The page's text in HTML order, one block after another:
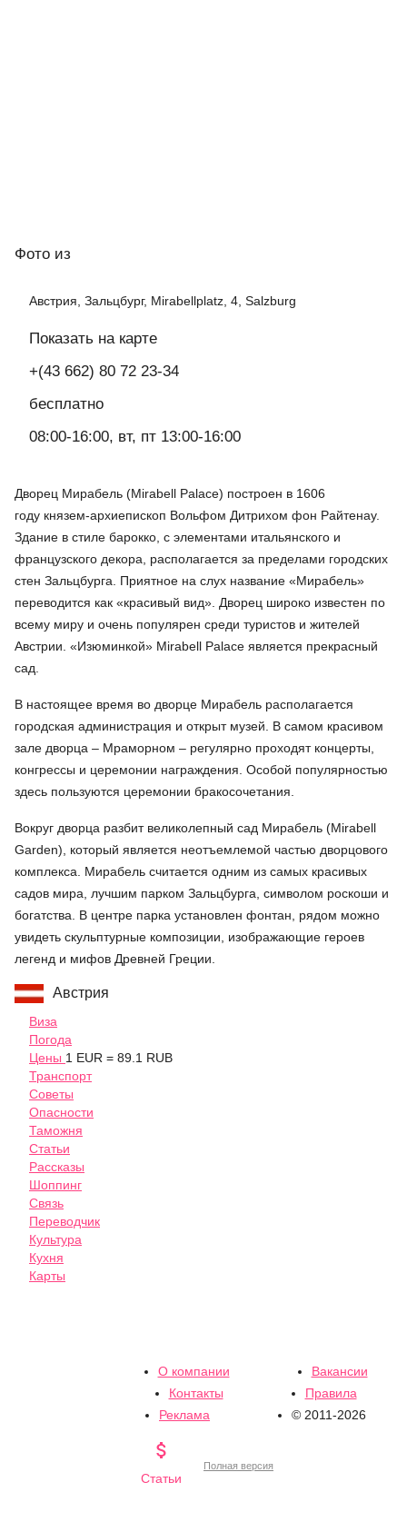
Фото из
Австрия, Зальцбург, Mirabellplatz, 4, Salzburg
Показать на карте
+(43 662) 80 72 23-34
бесплатно
08:00-16:00, вт, пт 13:00-16:00
Дворец Мирабель (Mirabell Palace) построен в 1606
году князем-архиепископ Вольфом Дитрихом фон Райтенау.
Здание в стиле барокко, с элементами итальянского и
французского декора, располагается за пределами городских
стен Зальцбурга. Приятное на слух название «Мирабель»
переводится как «красивый вид». Дворец широко известен по
всему миру и очень популярен среди туристов и жителей
Австрии. «Изюминкой» Mirabell Palace является прекрасный
сад.
В настоящее время во дворце Мирабель располагается
городская администрация и открыт музей. В самом красивом
зале дворца – Мраморном – регулярно проходят концерты,
конгрессы и церемонии награждения. Особой популярностью
здесь пользуются церемонии бракосочетания.
Вокруг дворца разбит великолепный сад Мирабель (Mirabell
Garden), который является неотъемлемой частью дворцового
комплекса. Мирабель считается одним из самых красивых
садов мира, лучшим парком Зальцбурга, символом роскоши и
богатства. В центре парка установлен фонтан, рядом можно
увидеть скульптурные композиции, изображающие героев
легенд и мифов Древней Греции.
Австрия
Виза
Погода
Цены 1 EUR = 89.1 RUB
Транспорт
Советы
Опасности
Таможня
Статьи
Рассказы
Шоппинг
Связь
Переводчик
Культура
Кухня
Карты
О компании
Вакансии
Контакты
Правила
Реклама
© 2011-2026

Статьи
Полная версия